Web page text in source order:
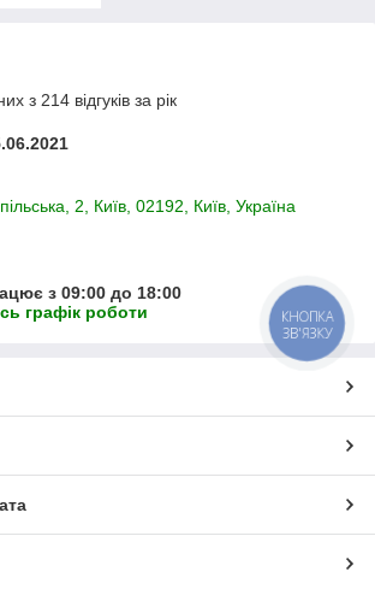
з 214 відгуків за рік
2, Київ, 02192, Київ, Україна
з 09:00 до 18:00
графік роботи
КНОПКА
ЗВ'ЯЗКУ